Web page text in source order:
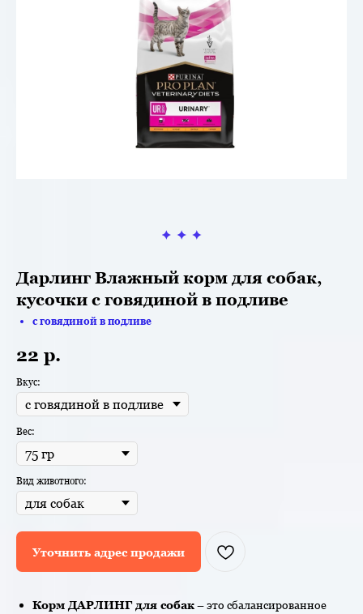
Дарлинг Влажный корм для собак,
кусочки с говядиной в подливе
с говядиной в подливе
22 р.
Вкус:
Вес:
Вид животного:
Уточнить адрес продажи
Корм ДАРЛИНГ для собак– это сбалансированное